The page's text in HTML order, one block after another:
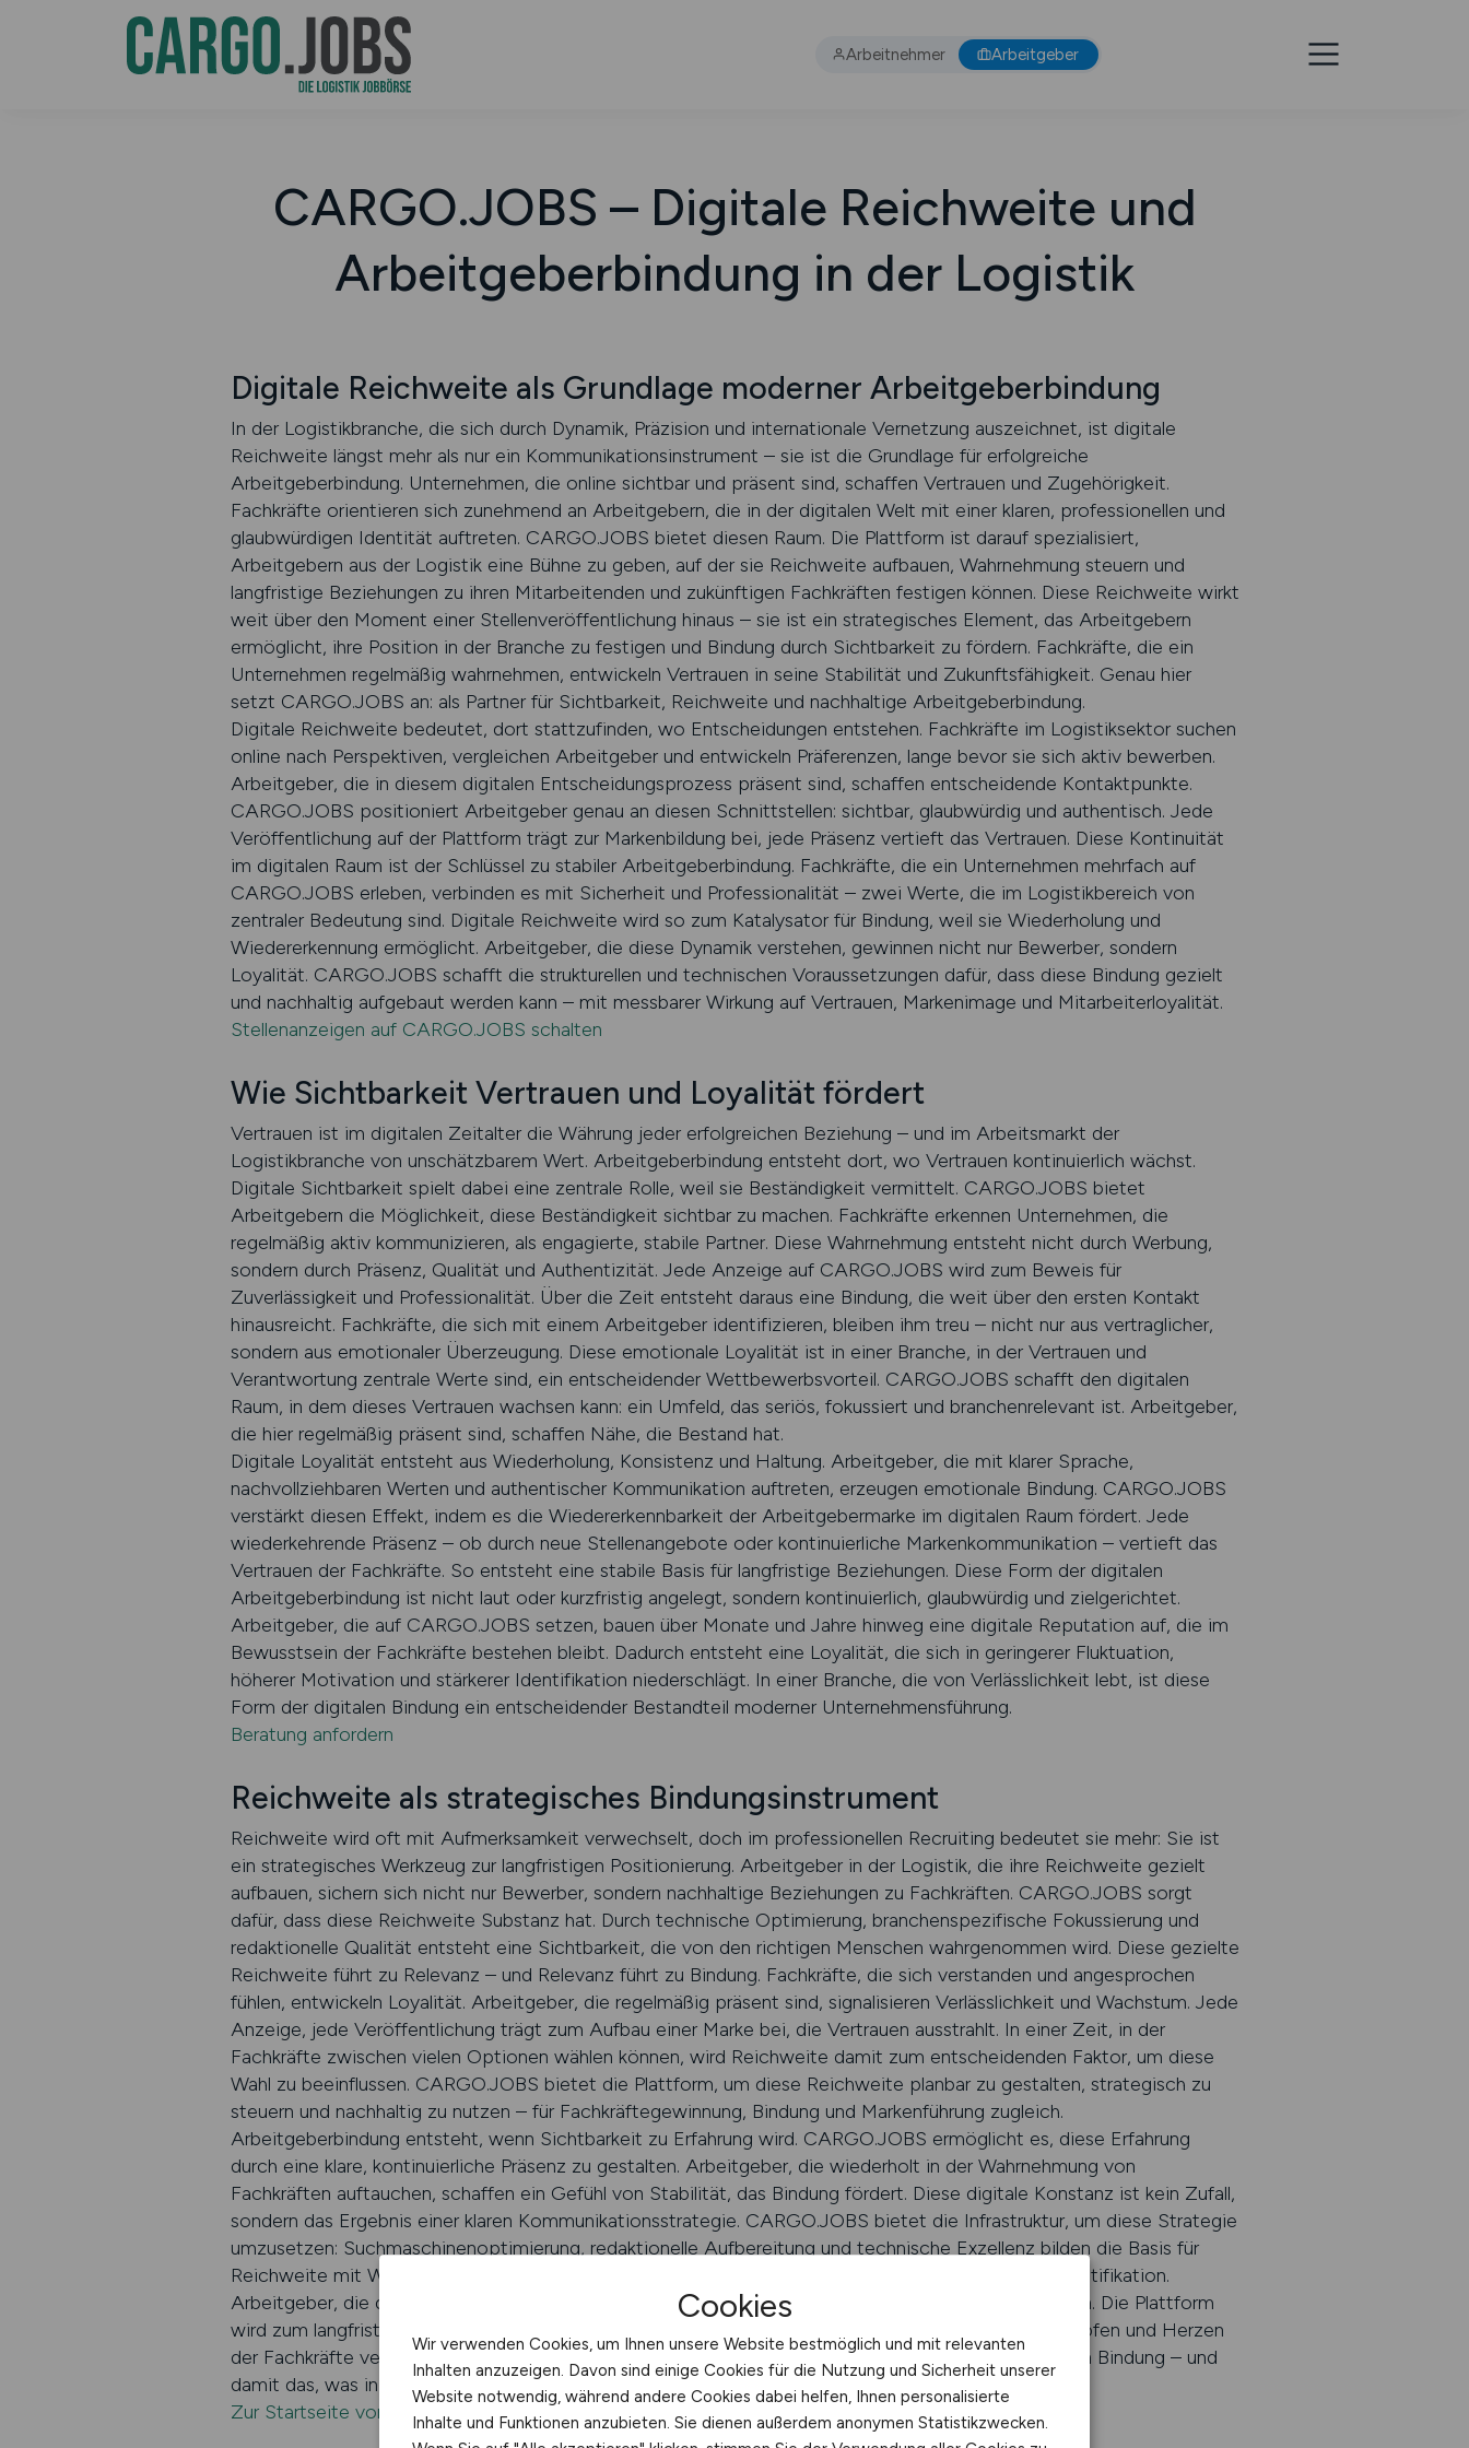
Arbeitnehmer Arbeitgeber
CARGO.JOBS – Digitale Reichweite und
Arbeitgeberbindung in der Logistik
Digitale Reichweite als Grundlage moderner Arbeitgeberbindung
In der Logistikbranche, die sich durch Dynamik, Präzision und internationale Vernetzung auszeichnet, ist digitale
Reichweite längst mehr als nur ein Kommunikationsinstrument – sie ist die Grundlage für erfolgreiche
Arbeitgeberbindung. Unternehmen, die online sichtbar und präsent sind, schaffen Vertrauen und Zugehörigkeit.
Fachkräfte orientieren sich zunehmend an Arbeitgebern, die in der digitalen Welt mit einer klaren, professionellen und
glaubwürdigen Identität auftreten. CARGO.JOBS bietet diesen Raum. Die Plattform ist darauf spezialisiert,
Arbeitgebern aus der Logistik eine Bühne zu geben, auf der sie Reichweite aufbauen, Wahrnehmung steuern und
langfristige Beziehungen zu ihren Mitarbeitenden und zukünftigen Fachkräften festigen können. Diese Reichweite wirkt
weit über den Moment einer Stellenveröffentlichung hinaus – sie ist ein strategisches Element, das Arbeitgebern
ermöglicht, ihre Position in der Branche zu festigen und Bindung durch Sichtbarkeit zu fördern. Fachkräfte, die ein
Unternehmen regelmäßig wahrnehmen, entwickeln Vertrauen in seine Stabilität und Zukunftsfähigkeit. Genau hier
setzt CARGO.JOBS an: als Partner für Sichtbarkeit, Reichweite und nachhaltige Arbeitgeberbindung.
Digitale Reichweite bedeutet, dort stattzufinden, wo Entscheidungen entstehen. Fachkräfte im Logistiksektor suchen
online nach Perspektiven, vergleichen Arbeitgeber und entwickeln Präferenzen, lange bevor sie sich aktiv bewerben.
Arbeitgeber, die in diesem digitalen Entscheidungsprozess präsent sind, schaffen entscheidende Kontaktpunkte.
CARGO.JOBS positioniert Arbeitgeber genau an diesen Schnittstellen: sichtbar, glaubwürdig und authentisch. Jede
Veröffentlichung auf der Plattform trägt zur Markenbildung bei, jede Präsenz vertieft das Vertrauen. Diese Kontinuität
im digitalen Raum ist der Schlüssel zu stabiler Arbeitgeberbindung. Fachkräfte, die ein Unternehmen mehrfach auf
CARGO.JOBS erleben, verbinden es mit Sicherheit und Professionalität – zwei Werte, die im Logistikbereich von
zentraler Bedeutung sind. Digitale Reichweite wird so zum Katalysator für Bindung, weil sie Wiederholung und
Wiedererkennung ermöglicht. Arbeitgeber, die diese Dynamik verstehen, gewinnen nicht nur Bewerber, sondern
Loyalität. CARGO.JOBS schafft die strukturellen und technischen Voraussetzungen dafür, dass diese Bindung gezielt
und nachhaltig aufgebaut werden kann – mit messbarer Wirkung auf Vertrauen, Markenimage und Mitarbeiterloyalität.
Stellenanzeigen auf CARGO.JOBS schalten
Wie Sichtbarkeit Vertrauen und Loyalität fördert
Vertrauen ist im digitalen Zeitalter die Währung jeder erfolgreichen Beziehung – und im Arbeitsmarkt der
Logistikbranche von unschätzbarem Wert. Arbeitgeberbindung entsteht dort, wo Vertrauen kontinuierlich wächst.
Digitale Sichtbarkeit spielt dabei eine zentrale Rolle, weil sie Beständigkeit vermittelt. CARGO.JOBS bietet
Arbeitgebern die Möglichkeit, diese Beständigkeit sichtbar zu machen. Fachkräfte erkennen Unternehmen, die
regelmäßig aktiv kommunizieren, als engagierte, stabile Partner. Diese Wahrnehmung entsteht nicht durch Werbung,
sondern durch Präsenz, Qualität und Authentizität. Jede Anzeige auf CARGO.JOBS wird zum Beweis für
Zuverlässigkeit und Professionalität. Über die Zeit entsteht daraus eine Bindung, die weit über den ersten Kontakt
hinausreicht. Fachkräfte, die sich mit einem Arbeitgeber identifizieren, bleiben ihm treu – nicht nur aus vertraglicher,
sondern aus emotionaler Überzeugung. Diese emotionale Loyalität ist in einer Branche, in der Vertrauen und
Verantwortung zentrale Werte sind, ein entscheidender Wettbewerbsvorteil. CARGO.JOBS schafft den digitalen
Raum, in dem dieses Vertrauen wachsen kann: ein Umfeld, das seriös, fokussiert und branchenrelevant ist. Arbeitgeber,
die hier regelmäßig präsent sind, schaffen Nähe, die Bestand hat.
Digitale Loyalität entsteht aus Wiederholung, Konsistenz und Haltung. Arbeitgeber, die mit klarer Sprache,
nachvollziehbaren Werten und authentischer Kommunikation auftreten, erzeugen emotionale Bindung. CARGO.JOBS
verstärkt diesen Effekt, indem es die Wiedererkennbarkeit der Arbeitgebermarke im digitalen Raum fördert. Jede
wiederkehrende Präsenz – ob durch neue Stellenangebote oder kontinuierliche Markenkommunikation – vertieft das
Vertrauen der Fachkräfte. So entsteht eine stabile Basis für langfristige Beziehungen. Diese Form der digitalen
Arbeitgeberbindung ist nicht laut oder kurzfristig angelegt, sondern kontinuierlich, glaubwürdig und zielgerichtet.
Arbeitgeber, die auf CARGO.JOBS setzen, bauen über Monate und Jahre hinweg eine digitale Reputation auf, die im
Bewusstsein der Fachkräfte bestehen bleibt. Dadurch entsteht eine Loyalität, die sich in geringerer Fluktuation,
höherer Motivation und stärkerer Identifikation niederschlägt. In einer Branche, die von Verlässlichkeit lebt, ist diese
Form der digitalen Bindung ein entscheidender Bestandteil moderner Unternehmensführung.
Beratung anfordern
Reichweite als strategisches Bindungsinstrument
Reichweite wird oft mit Aufmerksamkeit verwechselt, doch im professionellen Recruiting bedeutet sie mehr: Sie ist
ein strategisches Werkzeug zur langfristigen Positionierung. Arbeitgeber in der Logistik, die ihre Reichweite gezielt
aufbauen, sichern sich nicht nur Bewerber, sondern nachhaltige Beziehungen zu Fachkräften. CARGO.JOBS sorgt
dafür, dass diese Reichweite Substanz hat. Durch technische Optimierung, branchenspezifische Fokussierung und
redaktionelle Qualität entsteht eine Sichtbarkeit, die von den richtigen Menschen wahrgenommen wird. Diese gezielte
Reichweite führt zu Relevanz – und Relevanz führt zu Bindung. Fachkräfte, die sich verstanden und angesprochen
fühlen, entwickeln Loyalität. Arbeitgeber, die regelmäßig präsent sind, signalisieren Verlässlichkeit und Wachstum. Jede
Anzeige, jede Veröffentlichung trägt zum Aufbau einer Marke bei, die Vertrauen ausstrahlt. In einer Zeit, in der
Fachkräfte zwischen vielen Optionen wählen können, wird Reichweite damit zum entscheidenden Faktor, um diese
Wahl zu beeinflussen. CARGO.JOBS bietet die Plattform, um diese Reichweite planbar zu gestalten, strategisch zu
steuern und nachhaltig zu nutzen – für Fachkräftegewinnung, Bindung und Markenführung zugleich.
Arbeitgeberbindung entsteht, wenn Sichtbarkeit zu Erfahrung wird. CARGO.JOBS ermöglicht es, diese Erfahrung
durch eine klare, kontinuierliche Präsenz zu gestalten. Arbeitgeber, die wiederholt in der Wahrnehmung von
Fachkräften auftauchen, schaffen ein Gefühl von Stabilität, das Bindung fördert. Diese digitale Konstanz ist kein Zufall,
sondern das Ergebnis einer klaren Kommunikationsstrategie. CARGO.JOBS bietet die Infrastruktur, um diese Strategie
umzusetzen: Suchmaschinenoptimierung, redaktionelle Aufbereitung und technische Exzellenz bilden die Basis für
Reichweite mit Wirkung. So entsteht ein geschlossenes System aus Sichtbarkeit, Vertrauen und Identifikation.
Arbeitgeber, die dieses System aktiv nutzen, verwandeln digitale Präsenz in nachhaltige Beziehungen. Die Plattform
wird zum langfristigen Bindungspartner, der Arbeitgeber nicht nur sichtbar macht, sondern in den Köpfen und Herzen
der Fachkräfte verankert. Wer Reichweite strategisch nutzt, gewinnt nicht nur Bewerbungen, sondern Bindung – und
damit das, was in der Logistikbranche den entscheidenden Unterschied macht: Beständigkeit.
Zur Startseite von CARGO.JOBS
Cookies
Wir verwenden Cookies, um Ihnen unsere Website bestmöglich und mit relevanten
Inhalten anzuzeigen. Davon sind einige Cookies für die Nutzung und Sicherheit unserer
Website notwendig, während andere Cookies dabei helfen, Ihnen personalisierte
Inhalte und Funktionen anzubieten. Sie dienen außerdem anonymen Statistikzwecken.